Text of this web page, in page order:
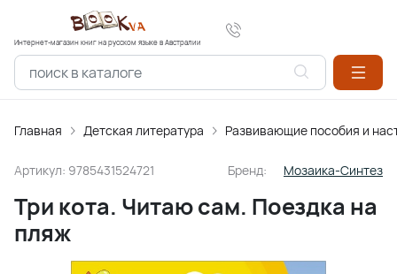
Интернет-магазин книг на русском языке в Австралии
Главная Детская литература Развивающие пособия и
Артикул: 9785431524721 Бренд: Мозаика-Синтез
Три кота. Читаю сам. Поездка на
пляж